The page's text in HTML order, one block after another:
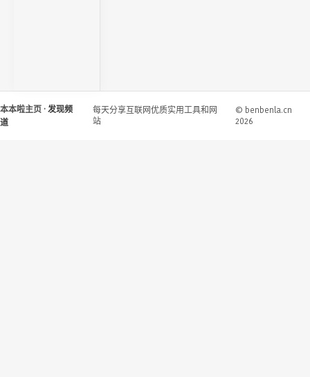
本本啦主页 · 发现频
道
每天分享互联网优质实用工具和网
站
© benbenla.cn
2026